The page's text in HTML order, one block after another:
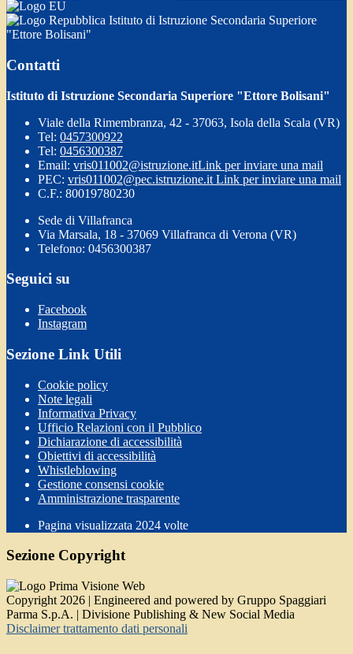
Istituto di Istruzione Secondaria Superiore
"Ettore Bolisani"
Contatti
Istituto di Istruzione Secondaria Superiore "Ettore Bolisani"
Viale della Rimembranza, 42 - 37063, Isola della Scala (VR)
Tel: 0457300922
Tel: 0456300387
Email: vris011002@istruzione.itLink per inviare una mail
PEC: vris011002@pec.istruzione.it Link per inviare una mail
C.F.: 80019780230
Sede di Villafranca
Via Marsala, 18 - 37069 Villafranca di Verona (VR)
Telefono: 0456300387
Seguici su
Facebook
Instagram
Sezione Link Utili
Cookie policy
Note legali
Informativa Privacy
Ufficio Relazioni con il Pubblico
Dichiarazione di accessibilità
Obiettivi di accessibilità
Whistleblowing
Gestione consensi cookie
Amministrazione trasparente
Pagina visualizzata 2024 volte
Sezione Copyright
Copyright 2026 | Engineered and powered by Gruppo Spaggiari
Parma S.p.A. | Divisione Publishing & New Social Media
Disclaimer trattamento dati personali